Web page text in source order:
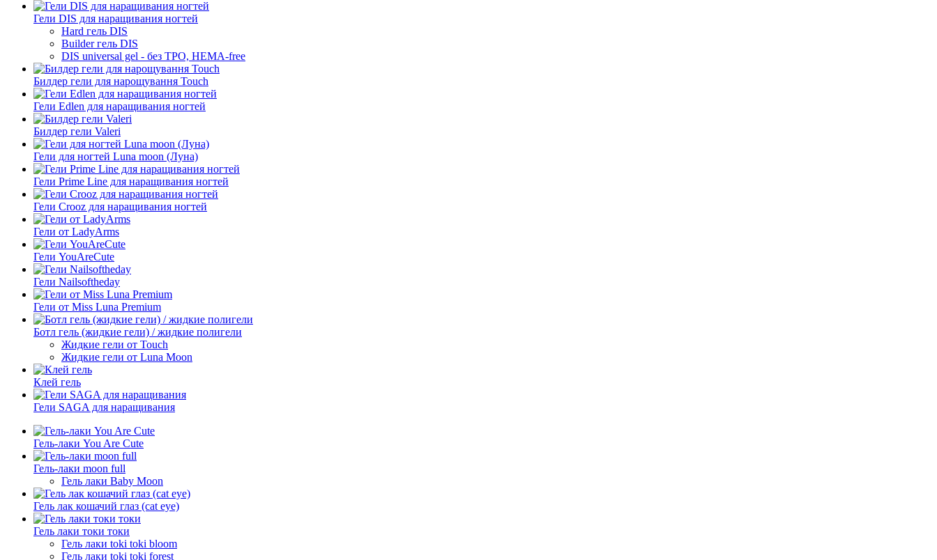
Гели DIS для наращивания ногтей
Hard гель DIS
Builder гель DIS
DIS universal gel - без ТРО, HEMA-free
Билдер гели для нарощування Touch
Гели Edlen для наращивания ногтей
Билдер гели Valeri
Гели для ногтей Luna moon (Луна)
Гели Prime Line для наращивания ногтей
Гели Crooz для наращивания ногтей
Гели от LadyArms
Гели YouAreCute
Гели Nailsoftheday
Гели от Miss Luna Premium
Ботл гель (жидкие гели) / жидкие полигели
Жидкие гели от Touch
Жидкие гели от Luna Moon
Клей гель
Гели SAGA для наращивания
Гель-лаки You Are Cute
Гель-лаки moon full
Гель лаки Baby Moon
Гель лак кошачий глаз (cat eye)
Гель лаки токи токи
Гель лаки toki toki bloom
Гель лаки toki toki forest